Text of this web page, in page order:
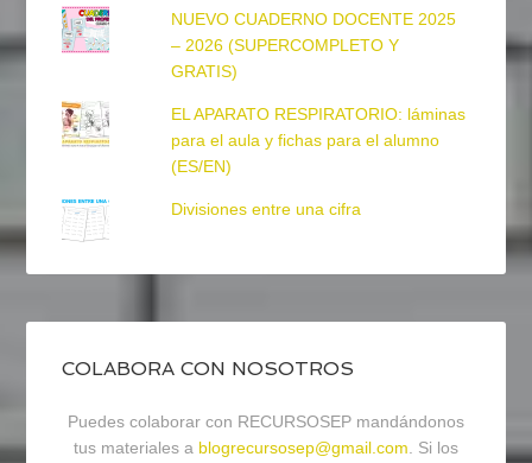
NUEVO CUADERNO DOCENTE 2025
– 2026 (SUPERCOMPLETO Y
GRATIS)
EL APARATO RESPIRATORIO: láminas
para el aula y fichas para el alumno
(ES/EN)
Divisiones entre una cifra
COLABORA CON NOSOTROS
Puedes colaborar con RECURSOSEP mandándonos
tus materiales a blogrecursosep@gmail.com. Si los